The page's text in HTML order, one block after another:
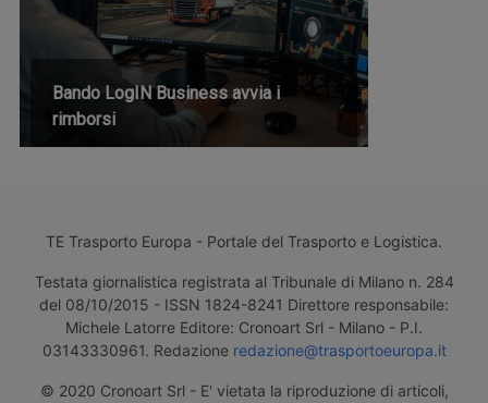
Bando LogIN Business avvia i
rimborsi
TE Trasporto Europa - Portale del Trasporto e Logistica.
Testata giornalistica registrata al Tribunale di Milano n. 284
del 08/10/2015 - ISSN 1824-8241 Direttore responsabile:
Michele Latorre Editore: Cronoart Srl - Milano - P.I.
03143330961. Redazione redazione@trasportoeuropa.it
© 2020 Cronoart Srl - E' vietata la riproduzione di articoli,